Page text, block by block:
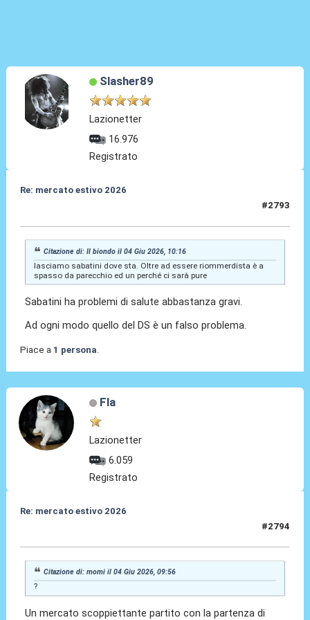
Slasher89
Lazionetter
16.976
Registrato
Re: mercato estivo 2026
#2793
Citazione di: Il biondo il 04 Giu 2026, 10:16
lasciamo sabatini dove sta. Oltre ad essere riommerdista è a
spasso da parecchio ed un perché ci sarà pure
Sabatini ha problemi di salute abbastanza gravi.
Ad ogni modo quello del DS è un falso problema.
Piace a 1 persona
Fla
Lazionetter
6.059
Registrato
Re: mercato estivo 2026
#2794
Citazione di: momi il 04 Giu 2026, 09:56
?
Un mercato scoppiettante partito con la partenza di